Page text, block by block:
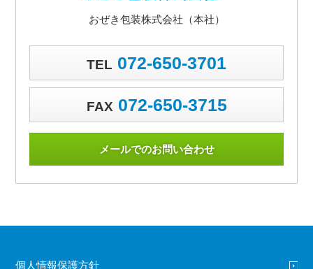
おぜき包装株式会社（本社）
TEL 072-650-3701
FAX 072-650-3715
メールでのお問い合わせ
個人情報保護方針